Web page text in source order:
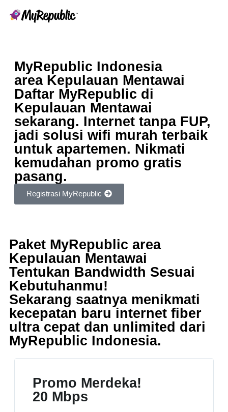
MyRepublic Indonesia
area Kepulauan Mentawai
Daftar MyRepublic di
Kepulauan Mentawai
sekarang. Internet tanpa FUP,
jadi solusi wifi murah terbaik
untuk apartemen. Nikmati
kemudahan promo gratis
pasang.
Registrasi MyRepublic
Paket MyRepublic area
Kepulauan Mentawai
Tentukan Bandwidth Sesuai
Kebutuhanmu!
Sekarang saatnya menikmati
kecepatan baru internet fiber
ultra cepat dan unlimited dari
MyRepublic Indonesia.
Promo Merdeka!
20 Mbps